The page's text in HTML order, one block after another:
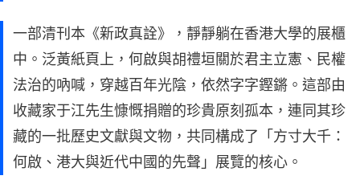
一部清刊本《新政真詮》，靜靜躺在香港大學的展櫃
中。泛黃紙頁上，何啟與胡禮垣關於君主立憲、民權
法治的吶喊，穿越百年光陰，依然字字鏗鏘。這部由
收藏家于江先生慷慨捐贈的珍貴原刻孤本，連同其珍
藏的一批歷史文獻與文物，共同構成了「方寸大千：
何啟、港大與近代中國的先聲」展覽的核心。